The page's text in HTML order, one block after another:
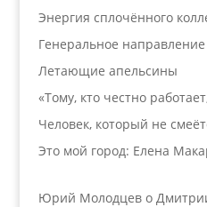
Энергия сплочённого
Генеральное направление
Летающие апельсины
«Тому, кто честно
Человек, который не
Это мой город: Елена
Юрий Молодцев о